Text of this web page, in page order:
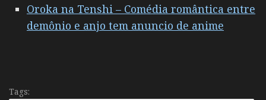
Oroka na Tenshi – Comédia romântica entre
demônio e anjo tem anuncio de anime
Tags: